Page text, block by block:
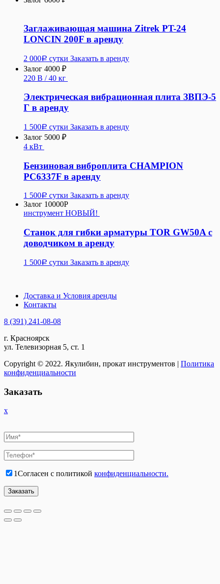
Заглаживающая машина Zitrek PT-24
LONCIN 200F в аренду
2 000Р сутки Заказать в аренду
Залог 4000 ₽
220 В / 40 кг
Электрическая вибрационная плита ЗВПЭ-5
Г в аренду
1 500Р сутки Заказать в аренду
Залог 5000 ₽
4 кВт
Бензиновая виброплита CHAMPION
PC6337F в аренду
1 500Р сутки Заказать в аренду
Залог 10000Р
инструмент НОВЫЙ!
Станок для гибки арматуры TOR GW50A с
доводчиком в аренду
1 500Р сутки Заказать в аренду
Доставка и Условия аренды
Контакты
8 (391) 241-08-08
г. Красноярск
ул. Телевизорная 5, ст. 1
Copyright © 2022. Якулибин, прокат инструментов | Политика
конфиденциальности
Заказать
x
1Согласен с политикой конфиденциальности.